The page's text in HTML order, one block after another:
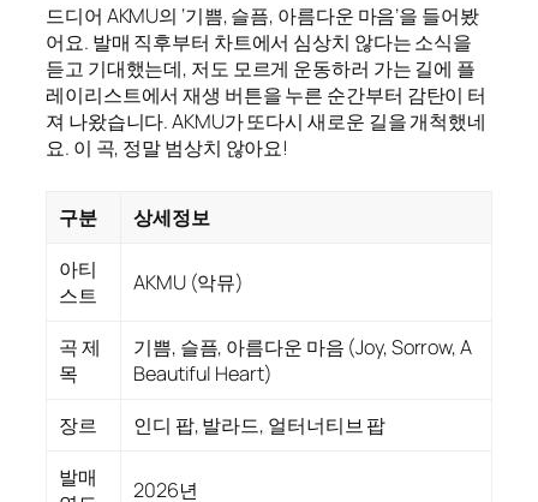
드디어 AKMU의 ‘기쁨, 슬픔, 아름다운 마음’을 들어봤
어요. 발매 직후부터 차트에서 심상치 않다는 소식을
듣고 기대했는데, 저도 모르게 운동하러 가는 길에 플
레이리스트에서 재생 버튼을 누른 순간부터 감탄이 터
져 나왔습니다. AKMU가 또다시 새로운 길을 개척했네
요. 이 곡, 정말 범상치 않아요!
구분
상세정보
아티
스트
AKMU (악뮤)
곡 제
목
기쁨, 슬픔, 아름다운 마음 (Joy, Sorrow, A
Beautiful Heart)
장르
인디 팝, 발라드, 얼터너티브 팝
발매
2026년